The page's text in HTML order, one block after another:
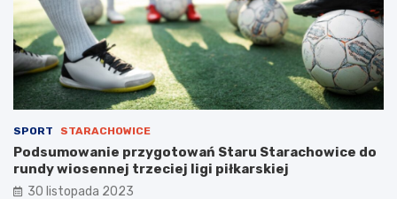
SPORT STARACHOWICE
Podsumowanie przygotowań Staru Starachowice do
rundy wiosennej trzeciej ligi piłkarskiej
30 listopada 2023